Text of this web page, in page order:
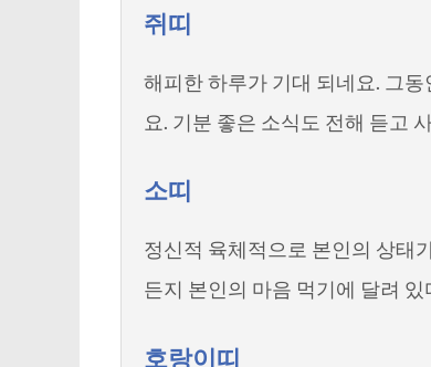
쥐띠
해피한 하루가 기대 되네요. 그
요. 기분 좋은 소식도 전해 듣고
소띠
정신적 육체적으로 본인의 상태
든지 본인의 마음 먹기에 달려
호랑이띠